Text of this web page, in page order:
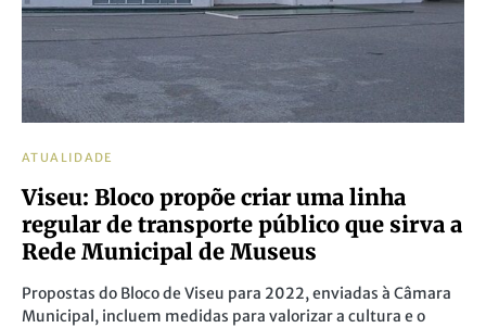
ATUALIDADE
Viseu: Bloco propõe criar uma linha
regular de transporte público que sirva a
Rede Municipal de Museus
Propostas do Bloco de Viseu para 2022, enviadas à Câmara
Municipal, incluem medidas para valorizar a cultura e o